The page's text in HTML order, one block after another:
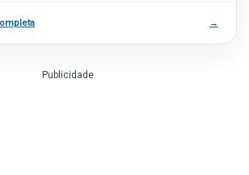
→
Publicidade